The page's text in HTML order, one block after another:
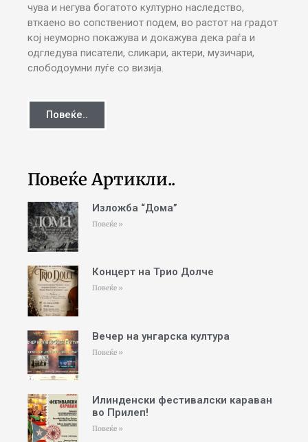
чува и негува богатото културно наследство,
вткаено во сопствениот подем, во растот на градот
кој неуморно покажува и докажува дека раѓа и
одгледува писатели, сликари, актери, музичари,
слободоумни луѓе со визија.
Повеќе..
Повеќе Артикли..
Изложба “Дома”
Повеќе »
Концерт на Трио Долче
Повеќе »
Вечер на унгарска култура
Повеќе »
Илинденски фестивалски караван
во Прилеп!
Повеќе »